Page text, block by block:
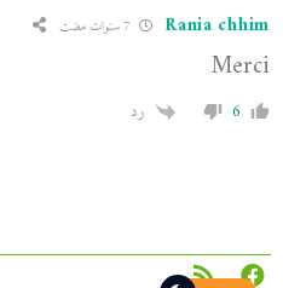
Rania chhim
Merci
6 رد